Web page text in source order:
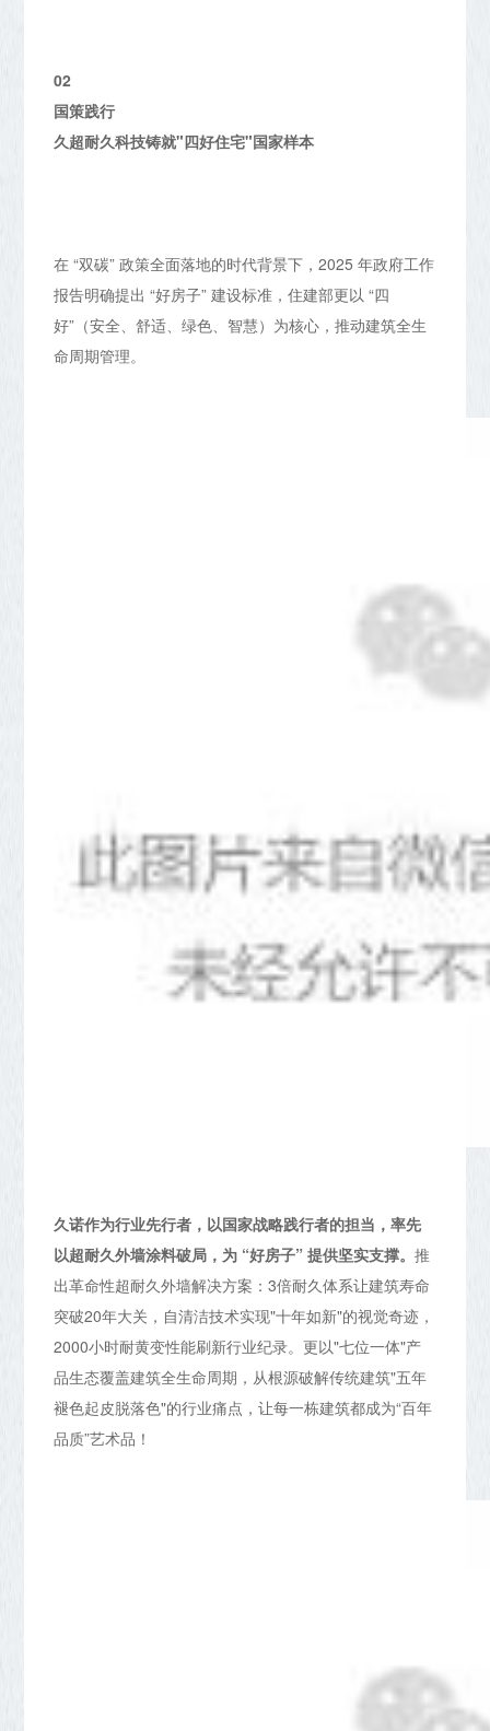
02
国策践行
久超耐久科技铸就"四好住宅"国家样本
在 “双碳” 政策全面落地的时代背景下，2025 年政府工作
报告明确提出 “好房子” 建设标准，住建部更以 “四
好”（安全、舒适、绿色、智慧）为核心，推动建筑全生
命周期管理。
久诺作为行业先行者，以国家战略践行者的担当，率先
以超耐久外墙涂料破局，为 “好房子” 提供坚实支撑。推
出革命性超耐久外墙解决方案：3倍耐久体系让建筑寿命
突破20年大关，自清洁技术实现"十年如新"的视觉奇迹，
2000小时耐黄变性能刷新行业纪录。更以"七位一体"产
品生态覆盖建筑全生命周期，从根源破解传统建筑"五年
褪色起皮脱落色"的行业痛点，让每一栋建筑都成为“百年
品质”艺术品！